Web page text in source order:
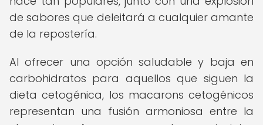
de sabores que deleitará a cualquier amante
de la repostería.
Al ofrecer una opción saludable y baja en
carbohidratos para aquellos que siguen la
dieta cetogénica, los macarons cetogénicos
representan una fusión armoniosa entre la